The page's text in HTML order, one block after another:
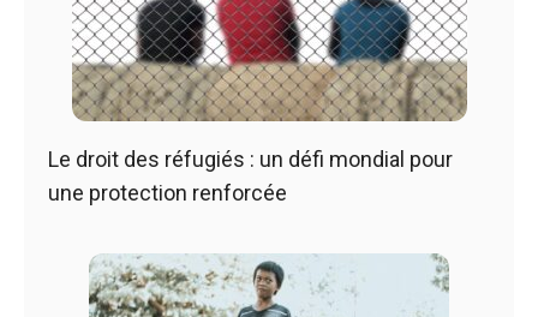
Le droit des réfugiés : un défi mondial pour
une protection renforcée